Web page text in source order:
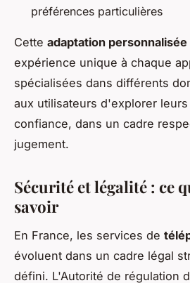
préférences particulières
Cette adaptation personnalisée
expérience unique à chaque
spécialisées dans différents
aux utilisateurs d'explorer
confiance, dans un cadre
jugement.
Sécurité et légalité : ce
savoir
En France, les services de
évoluent dans un cadre légal
défini. L'Autorité de régulation